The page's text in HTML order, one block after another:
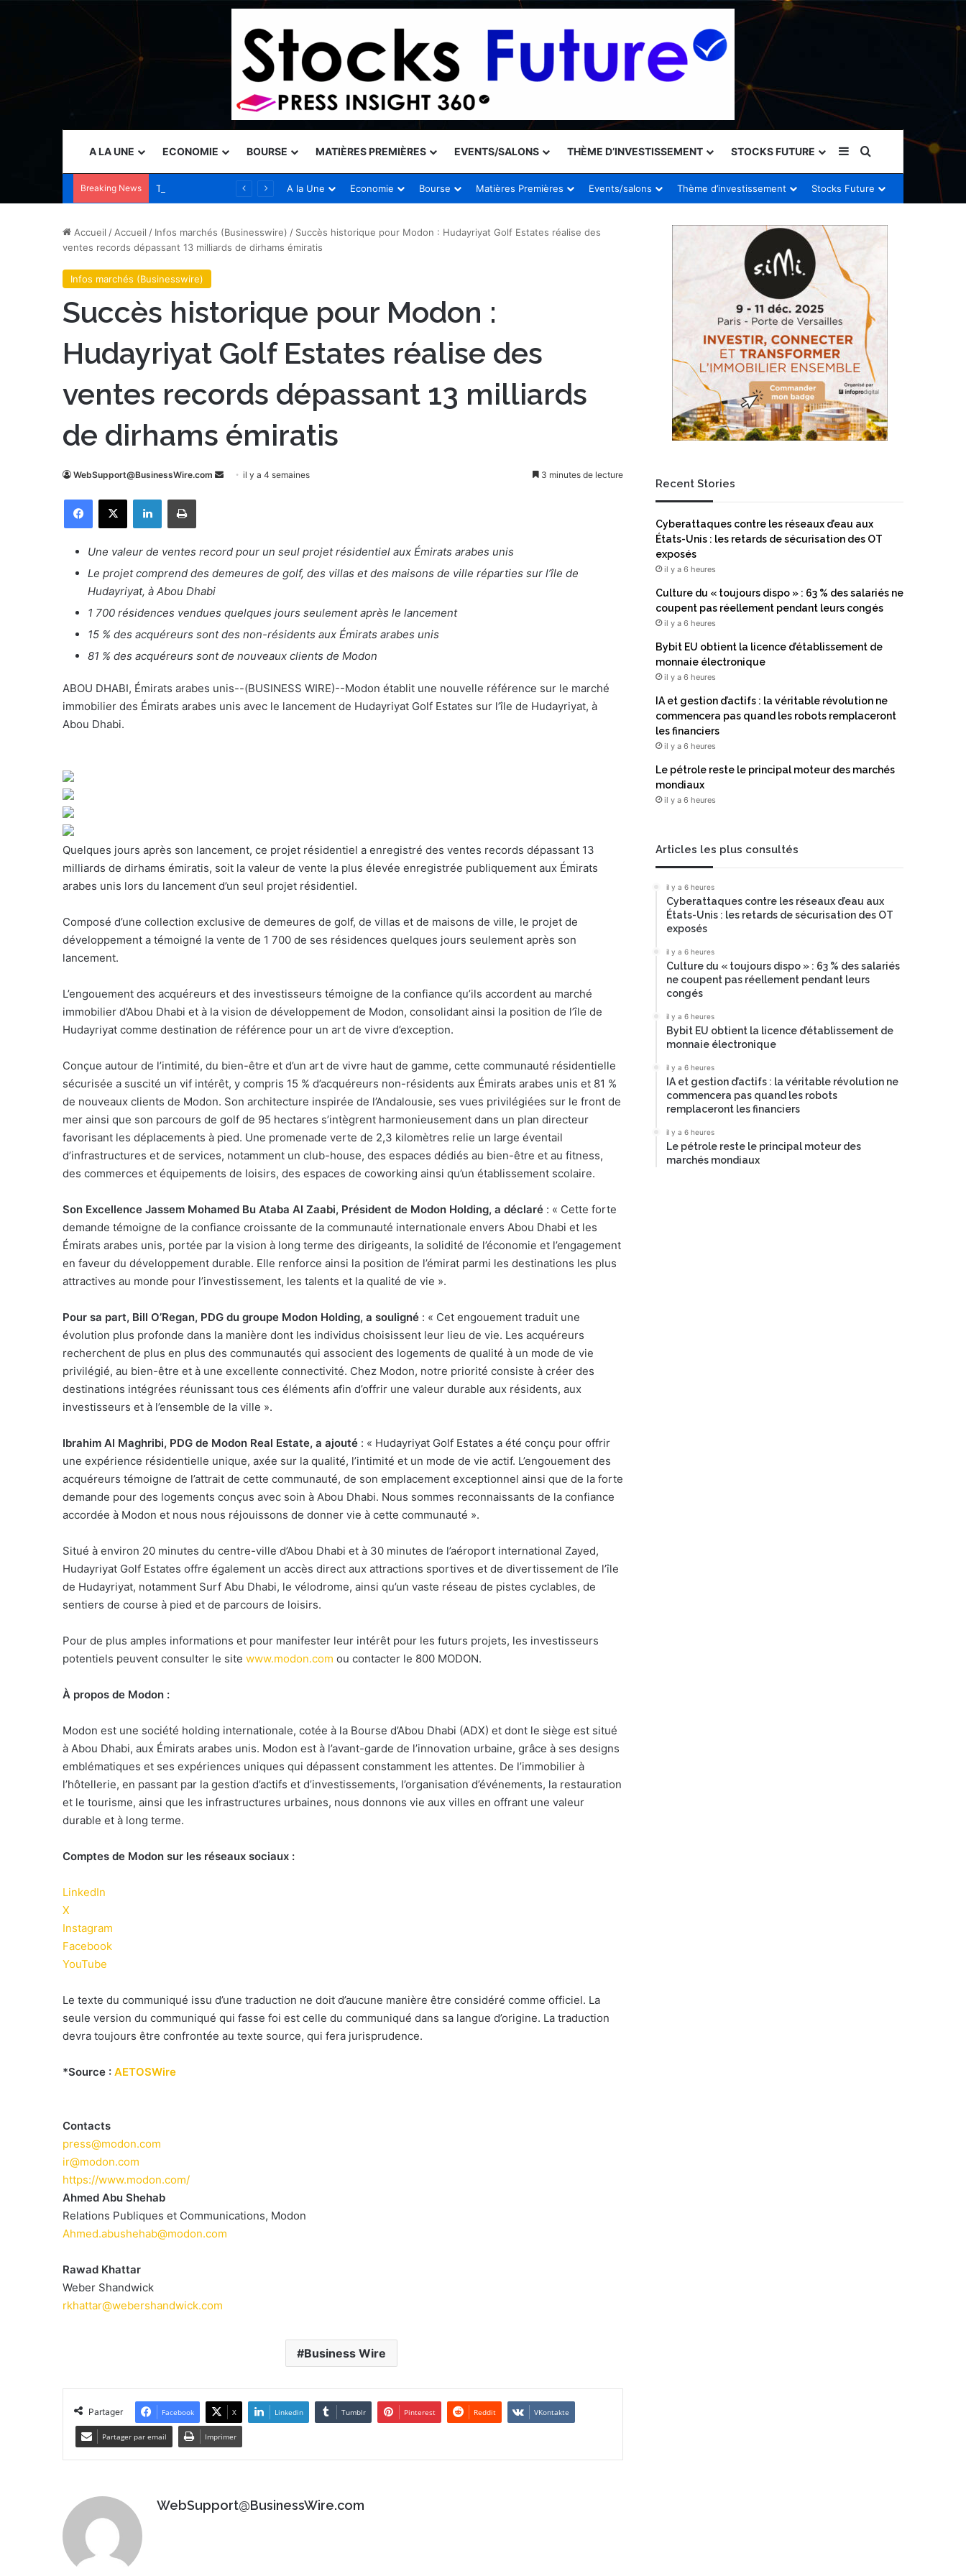
A LA UNE ECONOMIE BOURSE MATIÈRES PREMIÈRES EVENTS/SALONS THÈME D’INVESTISSEMENT STOCKS FUTURE Sidebar (barre
Rechercher
Breaking News A la Une Economie Bourse Matières Premières Events/salons Thème d’investissement Stocks Future
Accueil / Accueil / Infos marchés (Businesswire) / Succès historique pour Modon : Hudayriyat Golf Estates réalise des
ventes records dépassant 13 milliards de dirhams émiratis
Infos marchés (Businesswire)
Succès historique pour Modon :
Hudayriyat Golf Estates réalise des
ventes records dépassant 13 milliards
de dirhams émiratis
WebSupport@BusinessWire.com
r
n
c
il y a 4 semaines 3 minutes de lecture
Une valeur de ventes record pour un seul projet résidentiel aux Émirats arabes unis
Le projet comprend des demeures de golf, des villas et des maisons de ville réparties sur l’île de
Hudayriyat, à Abou Dhabi
1 700 résidences vendues quelques jours seulement après le lancement
15 % des acquéreurs sont des non-résidents aux Émirats arabes unis
81 % des acquéreurs sont de nouveaux clients de Modon
ABOU DHABI, Émirats arabes unis--(BUSINESS WIRE)--Modon établit une nouvelle référence sur le marché
immobilier des Émirats arabes unis avec le lancement de Hudayriyat Golf Estates sur l’île de Hudayriyat, à
Abou Dhabi.
Quelques jours après son lancement, ce projet résidentiel a enregistré des ventes records dépassant 13
milliards de dirhams émiratis, soit la valeur de vente la plus élevée enregistrée publiquement aux Émirats
arabes unis lors du lancement d’un seul projet résidentiel.
Composé d’une collection exclusive de demeures de golf, de villas et de maisons de ville, le projet de
développement a témoigné la vente de 1 700 de ses résidences quelques jours seulement après son
lancement.
L’engouement des acquéreurs et des investisseurs témoigne de la confiance qu’ils accordent au marché
immobilier d’Abou Dhabi et à la vision de développement de Modon, consolidant ainsi la position de l’île de
Hudayriyat comme destination de référence pour un art de vivre d’exception.
Conçue autour de l’intimité, du bien-être et d’un art de vivre haut de gamme, cette communauté résidentielle
sécurisée a suscité un vif intérêt, y compris 15 % d’acquéreurs non-résidents aux Émirats arabes unis et 81 %
de nouveaux clients de Modon. Son architecture inspirée de l’Andalousie, ses vues privilégiées sur le front de
mer ainsi que son parcours de golf de 95 hectares s’intègrent harmonieusement dans un plan directeur
favorisant les déplacements à pied. Une promenade verte de 2,3 kilomètres relie un large éventail
d’infrastructures et de services, notamment un club-house, des espaces dédiés au bien-être et au fitness,
des commerces et équipements de loisirs, des espaces de coworking ainsi qu’un établissement scolaire.
Son Excellence Jassem Mohamed Bu Ataba Al Zaabi, Président de Modon Holding, a déclaré : « Cette forte
demande témoigne de la confiance croissante de la communauté internationale envers Abou Dhabi et les
Émirats arabes unis, portée par la vision à long terme des dirigeants, la solidité de l’économie et l’engagement
en faveur du développement durable. Elle renforce ainsi la position de l’émirat parmi les destinations les plus
attractives au monde pour l’investissement, les talents et la qualité de vie ».
Pour sa part, Bill O’Regan, PDG du groupe Modon Holding, a souligné : « Cet engouement traduit une
évolution plus profonde dans la manière dont les individus choisissent leur lieu de vie. Les acquéreurs
recherchent de plus en plus des communautés qui associent des logements de qualité à un mode de vie
privilégié, au bien-être et à une excellente connectivité. Chez Modon, notre priorité consiste à créer des
destinations intégrées réunissant tous ces éléments afin d’offrir une valeur durable aux résidents, aux
investisseurs et à l’ensemble de la ville ».
Ibrahim Al Maghribi, PDG de Modon Real Estate, a ajouté : « Hudayriyat Golf Estates a été conçu pour offrir
une expérience résidentielle unique, axée sur la qualité, l’intimité et un mode de vie actif. L’engouement des
acquéreurs témoigne de l’attrait de cette communauté, de son emplacement exceptionnel ainsi que de la forte
demande pour des logements conçus avec soin à Abou Dhabi. Nous sommes reconnaissants de la confiance
accordée à Modon et nous nous réjouissons de donner vie à cette communauté ».
Situé à environ 20 minutes du centre-ville d’Abou Dhabi et à 30 minutes de l’aéroport international Zayed,
Hudayriyat Golf Estates offre également un accès direct aux attractions sportives et de divertissement de l’île
de Hudayriyat, notamment Surf Abu Dhabi, le vélodrome, ainsi qu’un vaste réseau de pistes cyclables, de
sentiers de course à pied et de parcours de loisirs.
Pour de plus amples informations et pour manifester leur intérêt pour les futurs projets, les investisseurs
potentiels peuvent consulter le site www.modon.com ou contacter le 800 MODON.
À propos de Modon :
Modon est une société holding internationale, cotée à la Bourse d’Abou Dhabi (ADX) et dont le siège est situé
à Abou Dhabi, aux Émirats arabes unis. Modon est à l’avant-garde de l’innovation urbaine, grâce à ses designs
emblématiques et ses expériences uniques qui dépassent constamment les attentes. De l’immobilier à
l’hôtellerie, en passant par la gestion d’actifs et d’investissements, l’organisation d’événements, la restauration
et le tourisme, ainsi que les infrastructures urbaines, nous donnons vie aux villes en offrant une valeur
durable et à long terme.
Comptes de Modon sur les réseaux sociaux :
LinkedIn
X
Instagram
Facebook
YouTube
Le texte du communiqué issu d’une traduction ne doit d’aucune manière être considéré comme officiel. La
seule version du communiqué qui fasse foi est celle du communiqué dans sa langue d’origine. La traduction
devra toujours être confrontée au texte source, qui fera jurisprudence.
*Source : AETOSWire
Contacts
press@modon.com
ir@modon.com
https://www.modon.com/
Ahmed Abu Shehab
Relations Publiques et Communications, Modon
Ahmed.abushehab@modon.com
Rawad Khattar
Weber Shandwick
rkhattar@webershandwick.com
Business Wire
Partager Facebook X Linkedin Tumblr Pinterest Reddit VKontakte
Partager par email Imprimer
WebSupport@BusinessWire.com
Recent Stories
Cyberattaques contre les réseaux d’eau aux
États-Unis : les retards de sécurisation des OT
exposés
il y a 6 heures
Culture du « toujours dispo » : 63 % des salariés ne
coupent pas réellement pendant leurs congés
il y a 6 heures
Bybit EU obtient la licence d’établissement de
monnaie électronique
il y a 6 heures
IA et gestion d’actifs : la véritable révolution ne
commencera pas quand les robots remplaceront
les financiers
il y a 6 heures
Le pétrole reste le principal moteur des marchés
mondiaux
il y a 6 heures
Articles les plus consultés
il y a 6 heures
Cyberattaques contre les réseaux d’eau aux
États-Unis : les retards de sécurisation des OT
exposés
il y a 6 heures
Culture du « toujours dispo » : 63 % des salariés
ne coupent pas réellement pendant leurs
congés
il y a 6 heures
Bybit EU obtient la licence d’établissement de
monnaie électronique
il y a 6 heures
IA et gestion d’actifs : la véritable révolution ne
commencera pas quand les robots
remplaceront les financiers
il y a 6 heures
Le pétrole reste le principal moteur des
marchés mondiaux